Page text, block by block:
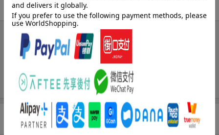
商品レビュー
まだレビューがありません。
関連特集